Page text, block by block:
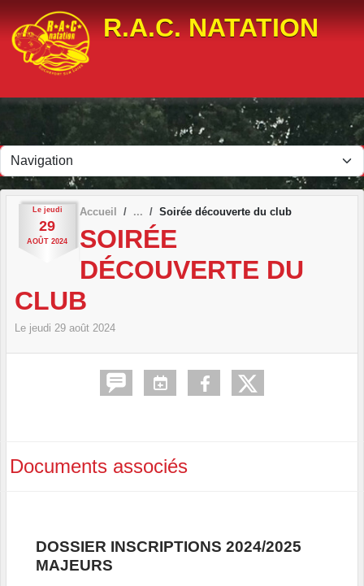
R.A.C. NATATION
Le jeudi
29
AOÛT 2024
Accueil Soirée découverte du club
SOIRÉE
DÉCOUVERTE DU
CLUB
Le jeudi 29 août 2024
Documents associés
DOSSIER INSCRIPTIONS 2024/2025
MAJEURS
Panneau de gestion des cookies